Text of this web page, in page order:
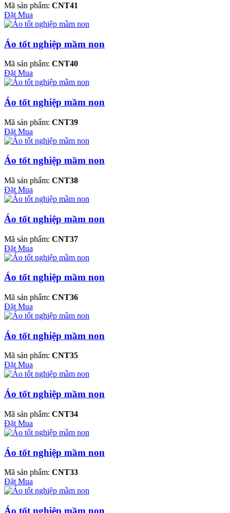
Mã sản phẩm: CNT41
Đặt Mua
Áo tốt nghiệp mầm non
Mã sản phẩm: CNT40
Đặt Mua
Áo tốt nghiệp mầm non
Mã sản phẩm: CNT39
Đặt Mua
Áo tốt nghiệp mầm non
Mã sản phẩm: CNT38
Đặt Mua
Áo tốt nghiệp mầm non
Mã sản phẩm: CNT37
Đặt Mua
Áo tốt nghiệp mầm non
Mã sản phẩm: CNT36
Đặt Mua
Áo tốt nghiệp mầm non
Mã sản phẩm: CNT35
Đặt Mua
Áo tốt nghiệp mầm non
Mã sản phẩm: CNT34
Đặt Mua
Áo tốt nghiệp mầm non
Mã sản phẩm: CNT33
Đặt Mua
Áo tốt nghiệp mầm non